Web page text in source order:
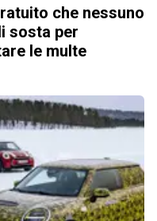
che nessuno
sosta per
le multe